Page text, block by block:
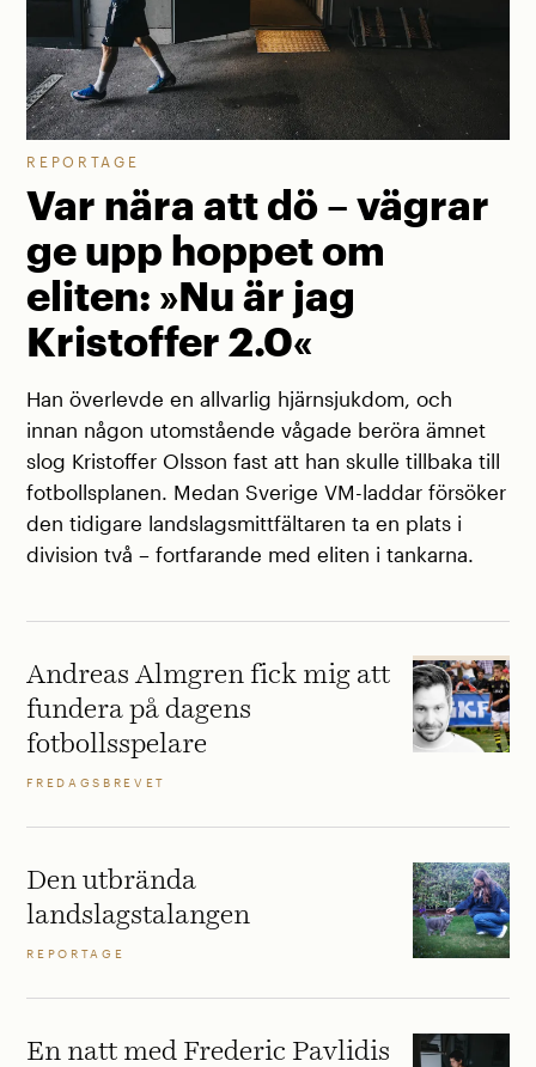
REPORTAGE
Var nära att dö – vägrar
ge upp hoppet om
eliten: »Nu är jag
Kristoffer 2.0«
Han överlevde en allvarlig hjärnsjukdom, och
innan någon utomstående vågade beröra ämnet
slog Kristoffer Olsson fast att han skulle tillbaka till
fotbollsplanen. Medan Sverige VM-laddar försöker
den tidigare landslagsmittfältaren ta en plats i
division två – fortfarande med eliten i tankarna.
Andreas Almgren fick mig att
fundera på dagens
fotbollsspelare
FREDAGSBREVET
Den utbrända
landslagstalangen
REPORTAGE
En natt med Frederic Pavlidis